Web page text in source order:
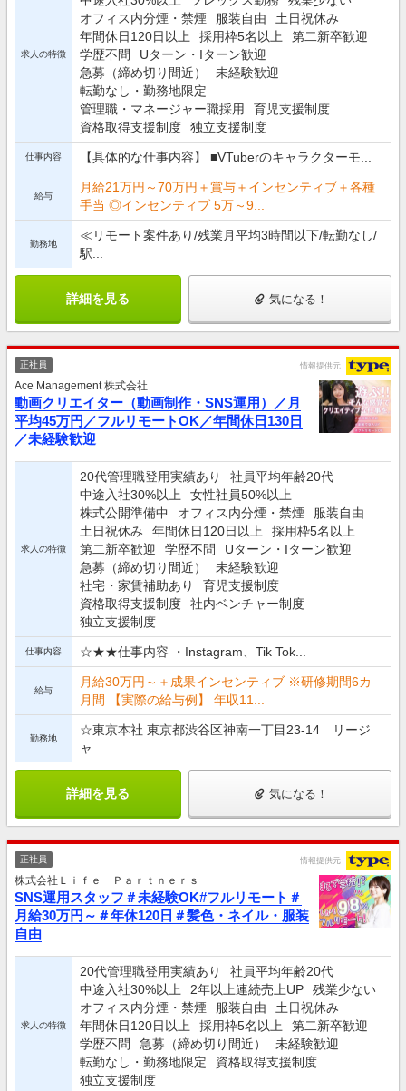
求人の特徴
オフィス内分煙・禁煙
服装自由
土日祝休み
年間休日120日以上
採用枠5名以上
第二新卒歓迎
学歴不問
Uターン・Iターン歓迎
急募（締め切り間近）
未経験歓迎
転勤なし・勤務地限定
管理職・マネージャー職採用
育児支援制度
資格取得支援制度
独立支援制度
仕事内容 【具体的な仕事内容】 ■VTuberのキャラクターモ...
給与
月給21万円～70万円＋賞与＋インセンティブ＋各種
手当 ◎インセンティブ 5万～9...
勤務地
≪リモート案件あり/残業月平均3時間以下/転勤なし/
駅...
詳細を見る 気になる！
正社員 情報提供元
Ace Management 株式会社
動画クリエイター（動画制作・SNS運用）／月
平均45万円／フルリモートOK／年間休日130日
／未経験歓迎
求人の特徴
20代管理職登用実績あり
社員平均年齢20代
中途入社30%以上
女性社員50%以上
株式公開準備中
オフィス内分煙・禁煙
服装自由
土日祝休み
年間休日120日以上
採用枠5名以上
第二新卒歓迎
学歴不問
Uターン・Iターン歓迎
急募（締め切り間近）
未経験歓迎
社宅・家賃補助あり
育児支援制度
資格取得支援制度
社内ベンチャー制度
独立支援制度
仕事内容 ☆★★仕事内容 ・Instagram、Tik Tok...
給与
月給30万円～＋成果インセンティブ ※研修期間6カ
月間 【実際の給与例】 年収11...
勤務地
☆東京本社 東京都渋谷区神南一丁目23-14 リージ
ャ...
詳細を見る 気になる！
正社員 情報提供元
株式会社Ｌｉｆｅ Ｐａｒｔｎｅｒｓ
SNS運用スタッフ＃未経験OK#フルリモート＃
月給30万円～＃年休120日＃髪色・ネイル・服装
自由
求人の特徴
20代管理職登用実績あり
社員平均年齢20代
中途入社30%以上
2年以上連続売上UP
残業少ない
オフィス内分煙・禁煙
服装自由
土日祝休み
年間休日120日以上
採用枠5名以上
第二新卒歓迎
学歴不問
急募（締め切り間近）
未経験歓迎
転勤なし・勤務地限定
資格取得支援制度
独立支援制度